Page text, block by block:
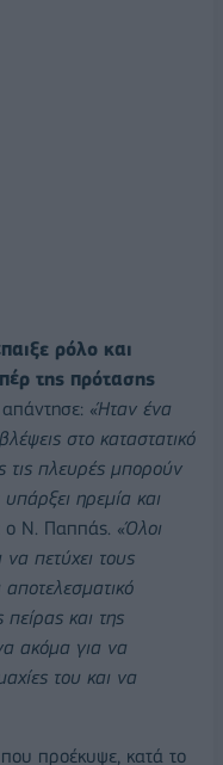
ρόλο και
της πρότασης
απάντησε: «Ήταν ένα
στο καταστατικό
τις πλευρές μπορούν
ηρεμία και
ο Ν. Παππάς. «Όλοι
πετύχει τους
και της
ακόμα για να
του και να
προέκυψε, κατά το